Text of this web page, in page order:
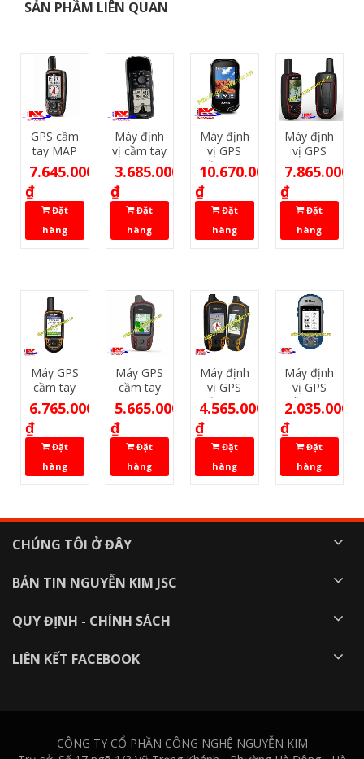
SẢN PHẦM LIÊN QUAN
GPS cầm
tay MAP
64s
Garmin
7.645.000
₫
Đặt
hàng
Máy định
vị cầm tay
GPS 72H
Garmin
sản xuất)
3.685.000
₫
Đặt
hàng
Máy định
vị GPS
cầm tay
Garmin
Oregon®
750
(Ngừng
sản xuất)
10.670.000
₫
Đặt
hàng
Máy định
vị GPS
BHCNAV
F78
7.865.000
₫
Đặt
hàng
Máy GPS
cầm tay
BHCNAV
F70
6.765.000
₫
Đặt
hàng
Máy GPS
cầm tay
BHCNAV
F60
5.665.000
₫
Đặt
hàng
Máy định
vị GPS
cầm tay
BHCNAV
4.565.000
₫
Đặt
hàng
Máy định
vị GPS
cầm tay
BHCNAV
2.035.000
₫
Đặt
hàng
CHÚNG TÔI Ở ĐÂY
BẢN TIN NGUYỄN KIM JSC
QUY ĐỊNH - CHÍNH SÁCH
LIÊN KẾT FACEBOOK
CÔNG TY CỔ PHẦN CÔNG NGHỆ NGUYỄN KIM